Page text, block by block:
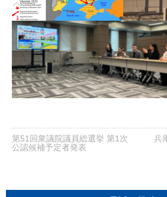
第51回衆議院議員総選挙 第1次
公認候補予定者発表
兵